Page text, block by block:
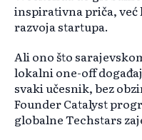
inspirativna priča,
razvoja startupa.
Ali ono što
lokalni one-off
svaki učesnik, bez
Founder Catalyst
globalne Techstars